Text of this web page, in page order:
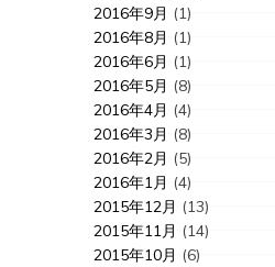
2016年9月 (1)
2016年8月 (1)
2016年6月 (1)
2016年5月 (8)
2016年4月 (4)
2016年3月 (8)
2016年2月 (5)
2016年1月 (4)
2015年12月 (13)
2015年11月 (14)
2015年10月 (6)